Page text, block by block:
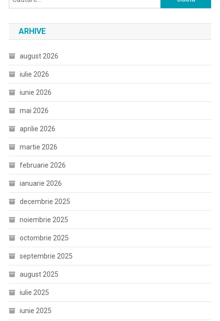
după:
ARHIVE
august 2026
iulie 2026
iunie 2026
mai 2026
aprilie 2026
martie 2026
februarie 2026
ianuarie 2026
decembrie 2025
noiembrie 2025
octombrie 2025
septembrie 2025
august 2025
iulie 2025
iunie 2025